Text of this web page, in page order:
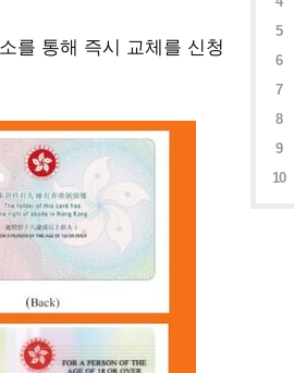
를 통해 즉시 교체를 신청
5
6
7
8
9
10